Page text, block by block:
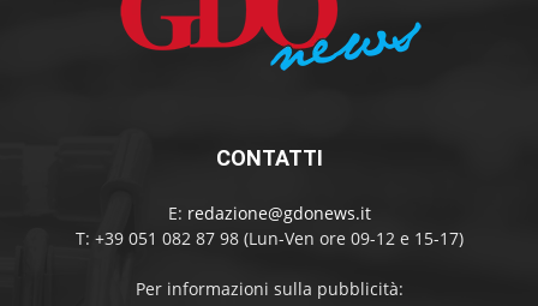
CONTATTI
E: redazione@gdonews.it
T: +39 051 082 87 98 (Lun-Ven ore 09-12 e 15-17)
Per informazioni sulla pubblicità: